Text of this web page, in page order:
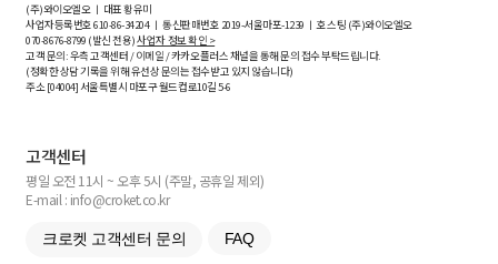
(주)와이오엘오 ㅣ 대표 황유미
사업자등록번호610-86-34204ㅣ 통신판매번호 2019-서울마포-1239 ㅣ 호스팅 (주)와이오엘오
070-8676-8799 (발신 전용)사업자 정보 확인 >
고객 문의: 우측 고객센터 / 이메일 / 카카오플러스 채널을 통해 문의 접수 부탁드립니다.
(정확한 상담 기록을 위해 유선상 문의는 접수받고 있지 않습니다)
주소 [04004] 서울특별시 마포구 월드컵로10길5-6
고객센터
평일 오전 11시 ~ 오후 5시 (주말, 공휴일 제외)
E-mail : info@croket.co.kr
크로켓 고객센터 문의 FAQ